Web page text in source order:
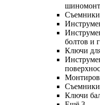
Съемники
болтов и
Ключи
Съемники
Ключи